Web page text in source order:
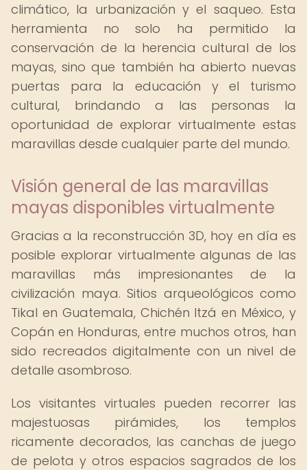
climático, la urbanización y el saqueo. Esta
herramienta no solo ha permitido la
conservación de la herencia cultural de los
mayas, sino que también ha abierto nuevas
puertas para la educación y el turismo
cultural, brindando a las personas la
oportunidad de explorar virtualmente estas
maravillas desde cualquier parte del mundo.
Visión general de las maravillas
mayas disponibles virtualmente
Gracias a la reconstrucción 3D, hoy en día es
posible explorar virtualmente algunas de las
maravillas más impresionantes de la
civilización maya. Sitios arqueológicos como
Tikal en Guatemala, Chichén Itzá en México, y
Copán en Honduras, entre muchos otros, han
sido recreados digitalmente con un nivel de
detalle asombroso.
Los visitantes virtuales pueden recorrer las
majestuosas pirámides, los templos
ricamente decorados, las canchas de juego
de pelota y otros espacios sagrados de los